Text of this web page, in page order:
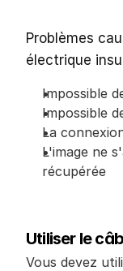
Problèmes
électrique
Impossible
Impossible
La
L'image ne
récupérée
Utiliser le
Vous devez